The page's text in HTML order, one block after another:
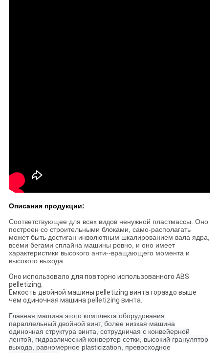
Описания продукции:
Соответствующее для всех видов ненужной пластмассы. Оно
построен со строительными блоками, само-располагать
может быть достиган инволютным шкалированием вала ядра,
всеми бегами сплайна машины ровно, и оно имеет
характеристики высокого анти--вращающего момента и
высокого выхода.
Оно использовало для повторно использованного ABS
pelletizing.
Емкость двойной машины pelletizing винта гораздо выше
чем одиночная машина pelletizing винта.
Главная машина этого комплекта оборудования
параллельный двойной винт, более низкая машина
одиночная структура винта, сотрудничая с конвейерной
лентой, гидравлический конвертер сетки, высокий гранулятор
выхода, равномерное plasticization, превосходное